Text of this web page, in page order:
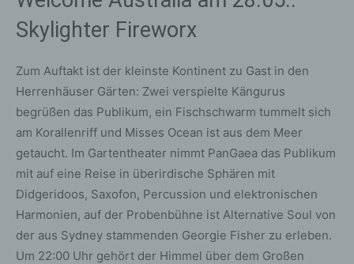
Skylighter Fireworx
Zum Auftakt ist der kleinste Kontinent zu Gast in den
Herrenhäuser Gärten: Zwei verspielte Kängurus
begrüßen das Publikum, ein Fischschwarm tummelt sich
am Korallenriff und Misses Ocean ist aus dem Meer
getaucht. Im Gartentheater nimmt PanGaea das Publikum
mit auf eine Reise in überirdische Sphären mit
Didgeridoos, Saxofon, Percussion und elektronischen
Harmonien, auf der Probenbühne ist Alternative Soul von
der aus Sydney stammenden Georgie Fisher zu erleben.
Um 22:00 Uhr gehört der Himmel über dem Großen